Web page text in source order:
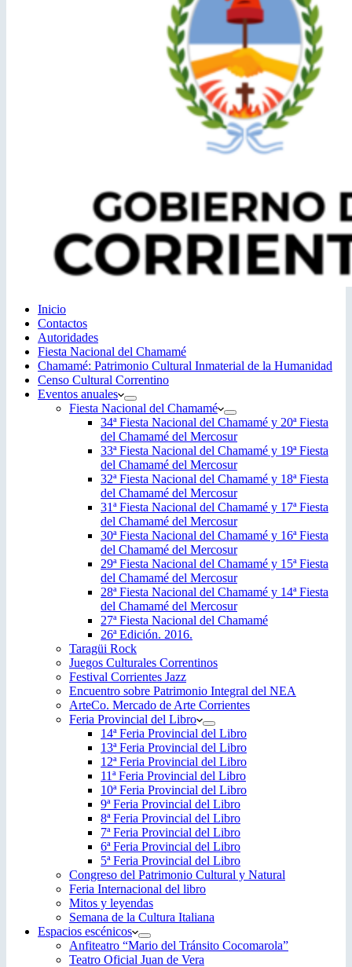
Inicio
Contactos
Autoridades
Fiesta Nacional del Chamamé
Chamamé: Patrimonio Cultural Inmaterial de la Humanidad
Censo Cultural Correntino
Eventos anuales
Fiesta Nacional del Chamamé
34ª Fiesta Nacional del Chamamé y 20ª Fiesta
del Chamamé del Mercosur
33ª Fiesta Nacional del Chamamé y 19ª Fiesta
del Chamamé del Mercosur
32ª Fiesta Nacional del Chamamé y 18ª Fiesta
del Chamamé del Mercosur
31ª Fiesta Nacional del Chamamé y 17ª Fiesta
del Chamamé del Mercosur
30ª Fiesta Nacional del Chamamé y 16ª Fiesta
del Chamamé del Mercosur
29ª Fiesta Nacional del Chamamé y 15ª Fiesta
del Chamamé del Mercosur
28ª Fiesta Nacional del Chamamé y 14ª Fiesta
del Chamamé del Mercosur
27ª Fiesta Nacional del Chamamé
26ª Edición. 2016.
Taragüi Rock
Juegos Culturales Correntinos
Festival Corrientes Jazz
Encuentro sobre Patrimonio Integral del NEA
ArteCo. Mercado de Arte Corrientes
Feria Provincial del Libro
14ª Feria Provincial del Libro
13ª Feria Provincial del Libro
12ª Feria Provincial del Libro
11ª Feria Provincial del Libro
10ª Feria Provincial del Libro
9ª Feria Provincial del Libro
8ª Feria Provincial del Libro
7ª Feria Provincial del Libro
6ª Feria Provincial del Libro
5ª Feria Provincial del Libro
Congreso del Patrimonio Cultural y Natural
Feria Internacional del libro
Mitos y leyendas
Semana de la Cultura Italiana
Espacios escénicos
Anfiteatro “Mario del Tránsito Cocomarola”
Teatro Oficial Juan de Vera